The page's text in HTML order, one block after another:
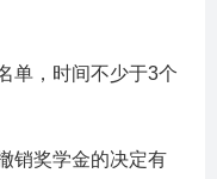
单，时间不少于3个
销奖学金的决定有